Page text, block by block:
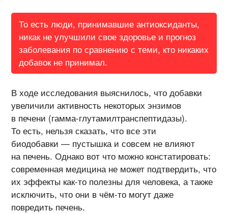
То есть люди, принимавшие антиоксиданты,
никак не улучшили свое здоровье и прогноз
заболевания по сравнению с теми, кто никаких
добавок не принимал.
В ходе исследования выяснилось, что добавки
увеличили активность некоторых энзимов
в печени (гамма-глутамилтранспептидазы).
То есть, нельзя сказать, что все эти
биодобавки — пустышка и совсем не влияют
на печень. Однако вот что можно констатировать:
современная медицина не может подтвердить, что
их эффекты как-то полезны для человека, а также
исключить, что они в чём-то могут даже
повредить печень.